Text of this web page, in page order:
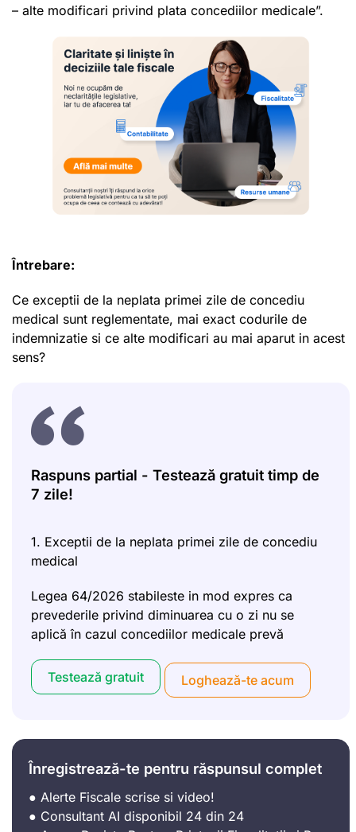
– alte modificari privind plata concediilor medicale”.
Întrebare:
Ce exceptii de la neplata primei zile de concediu
medical sunt reglementate, mai exact codurile de
indemnizatie si ce alte modificari au mai aparut in acest
sens?
Raspuns partial - Testează gratuit timp de
7 zile!
1. Exceptii de la neplata primei zile de concediu
medical
Legea 64/2026 stabileste in mod expres ca
prevederile privind diminuarea cu o zi nu se
aplică în cazul concediilor medicale prevă
Testează gratuit Loghează-te acum
Înregistrează-te pentru răspunsul complet
● Alerte Fiscale scrise si video!
● Consultant AI disponibil 24 din 24